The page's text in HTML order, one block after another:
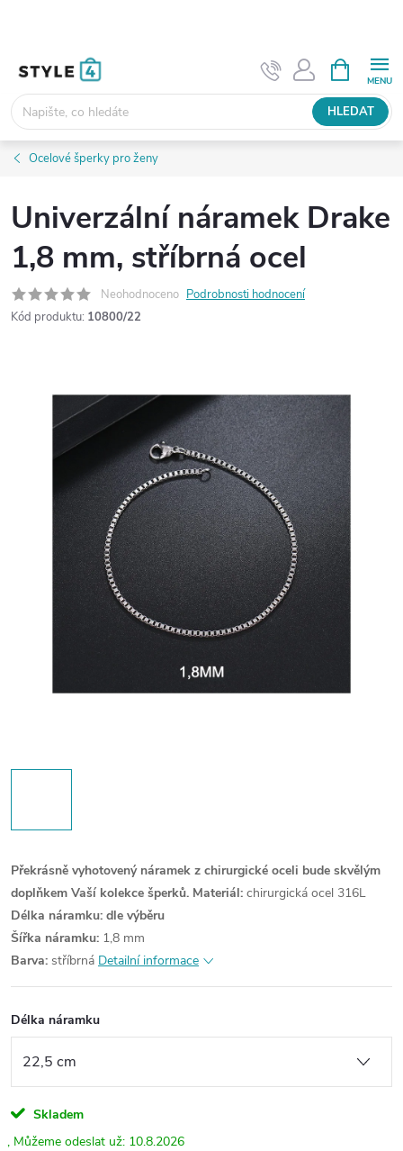
HLEDAT
NÁKUPNÍ
KOŠÍK
Ocelové šperky pro ženy
Univerzální náramek Drake
1,8 mm, stříbrná ocel
Neohodnoceno Podrobnosti hodnocení
Kód produktu: 10800/22
Překrásně vyhotovený náramek z chirurgické oceli bude skvělým
doplňkem Vaší kolekce šperků. Materiál: chirurgická ocel 316L
Délka náramku: dle výběru
Šířka náramku: 1,8 mm
Barva: stříbrná Detailní informace
Délka náramku
Skladem
10.8.2026